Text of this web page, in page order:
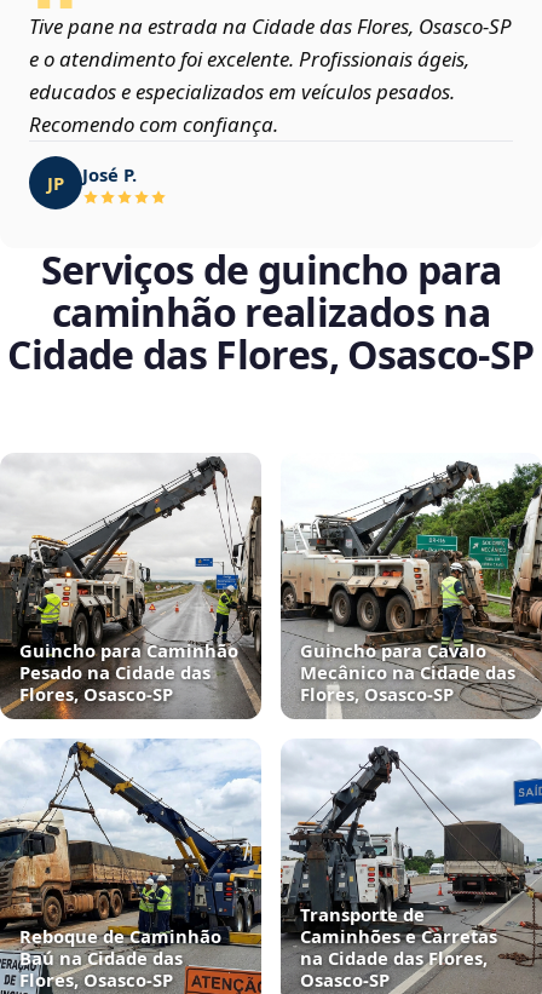
Tive pane na estrada na Cidade das Flores, Osasco‑SP
e o atendimento foi excelente. Profissionais ágeis,
educados e especializados em veículos pesados.
Recomendo com confiança.
JP José P.
Serviços de guincho para
caminhão realizados na
Cidade das Flores, Osasco‑SP
Guincho para Caminhão
Pesado na Cidade das
Flores, Osasco‑SP
Guincho para Cavalo
Mecânico na Cidade das
Flores, Osasco‑SP
Reboque de Caminhão
Baú na Cidade das
Flores, Osasco‑SP
Transporte de
Caminhões e Carretas
na Cidade das Flores,
Osasco‑SP